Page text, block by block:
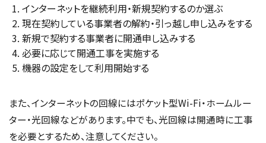
インターネットを継続利用・新規契約するのか選ぶ
現在契約している事業者の解約・引っ越し申し込みをする
新規で契約する事業者に開通申し込みする
必要に応じて開通工事を実施する
機器の設定をして利用開始する
また、インターネットの回線にはポケット型Wi-Fi・ホームルー
ター・光回線などがあります。中でも、光回線は開通時に工事
を必要とするため、注意してください。